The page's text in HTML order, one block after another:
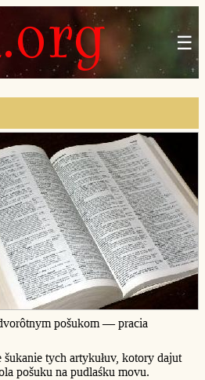
☰
pošukom — pracia
šukanie tych artykułuv, kotory dajut
pošuku na pudlaśku movu.